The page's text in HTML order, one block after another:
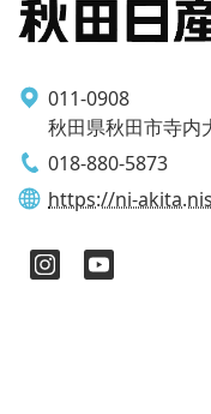
011-0908
秋田県秋田市寺内
018-880-5873
https://ni-